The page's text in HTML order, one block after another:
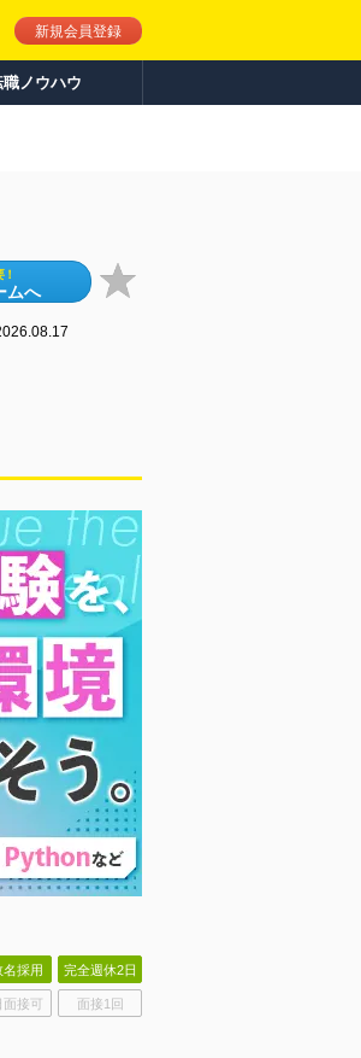
新規会員登録
職ノウハウ
ムへ
名採用 完全週休2日
面接可 面接1回